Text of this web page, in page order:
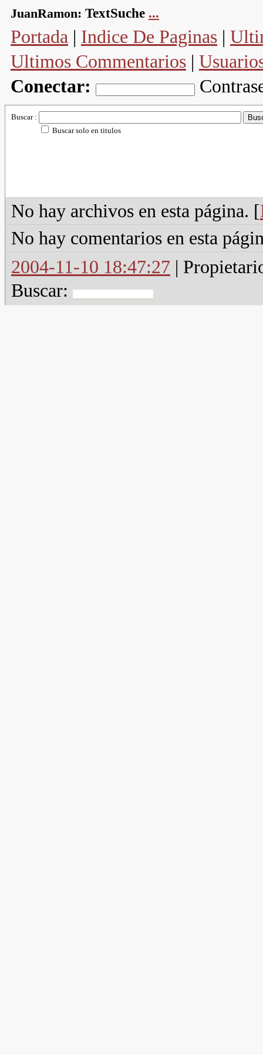
JuanRamon: TextSuche ...
Portada | Indice De Paginas |
Ultimos Commentarios |
Conectar:
Buscar :
Buscar solo en titulos
No hay archivos en esta página. [
No hay comentarios en esta
2004-11-10 18:47:27 |
Buscar: